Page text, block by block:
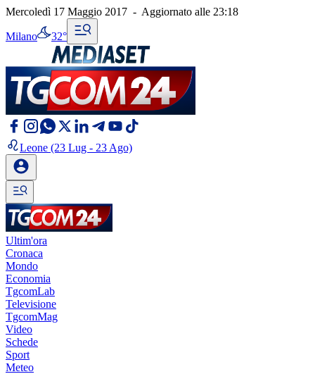
Mercoledì 17 Maggio 2017 - Aggiornato alle 23:18
Milano 32°
Leone (23 Lug - 23 Ago)
Ultim'ora
Cronaca
Mondo
Economia
TgcomLab
Televisione
TgcomMag
Video
Schede
Sport
Meteo